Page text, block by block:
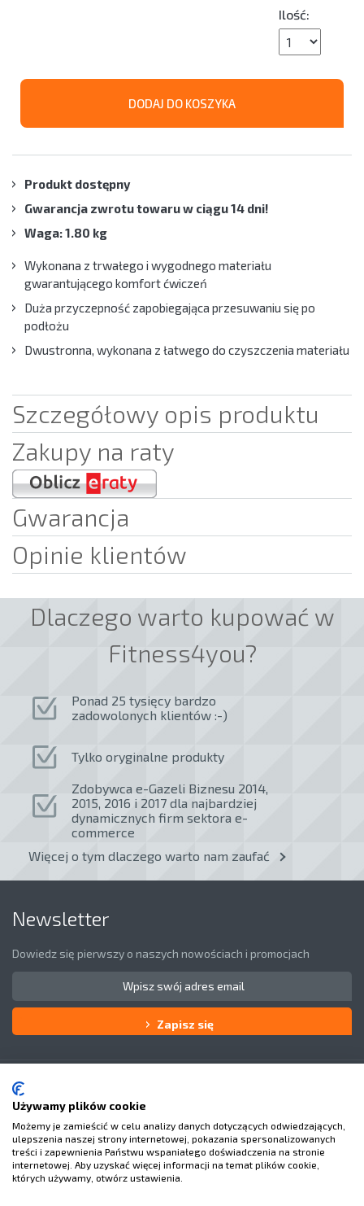
Ilość:
DODAJ DO KOSZYKA
Produkt dostępny
Gwarancja zwrotu towaru w ciągu 14 dni!
Waga: 1.80 kg
Wykonana z trwałego i wygodnego materiału
gwarantującego komfort ćwiczeń
Duża przyczepność zapobiegająca przesuwaniu się po
podłożu
Dwustronna, wykonana z łatwego do czyszczenia materiału
Szczegółowy opis produktu
Zakupy na raty
Gwarancja
Opinie klientów
Dlaczego warto kupować w
Fitness4you?
Ponad 25 tysięcy bardzo
zadowolonych klientów :-)
Tylko oryginalne produkty
Zdobywca e-Gazeli Biznesu 2014,
2015, 2016 i 2017 dla najbardziej
dynamicznych firm sektora e-
commerce
Więcej o tym dlaczego warto nam zaufać
Newsletter
Dowiedz się pierwszy o naszych nowościach i promocjach
Zapisz się
Obsługa klienta
O Nas
Masz pytania?
Używamy plików cookie
Możemy je zamieścić w celu analizy danych dotyczących odwiedzających,
ulepszenia naszej strony internetowej, pokazania spersonalizowanych
treści i zapewnienia Państwu wspaniałego doświadczenia na stronie
internetowej. Aby uzyskać więcej informacji na temat plików cookie,
których używamy, otwórz ustawienia.